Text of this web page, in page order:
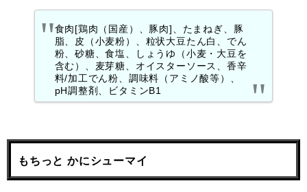
食肉[鶏肉（国産）、豚肉]、たまねぎ、豚
脂、皮（小麦粉）、粒状大豆たん白、でん
粉、砂糖、食塩、しょうゆ（小麦・大豆を
含む）、麦芽糖、オイスターソース、香辛
料/加工でん粉、調味料（アミノ酸等）、
pH調整剤、ビタミンB1
もちっと かにシューマイ